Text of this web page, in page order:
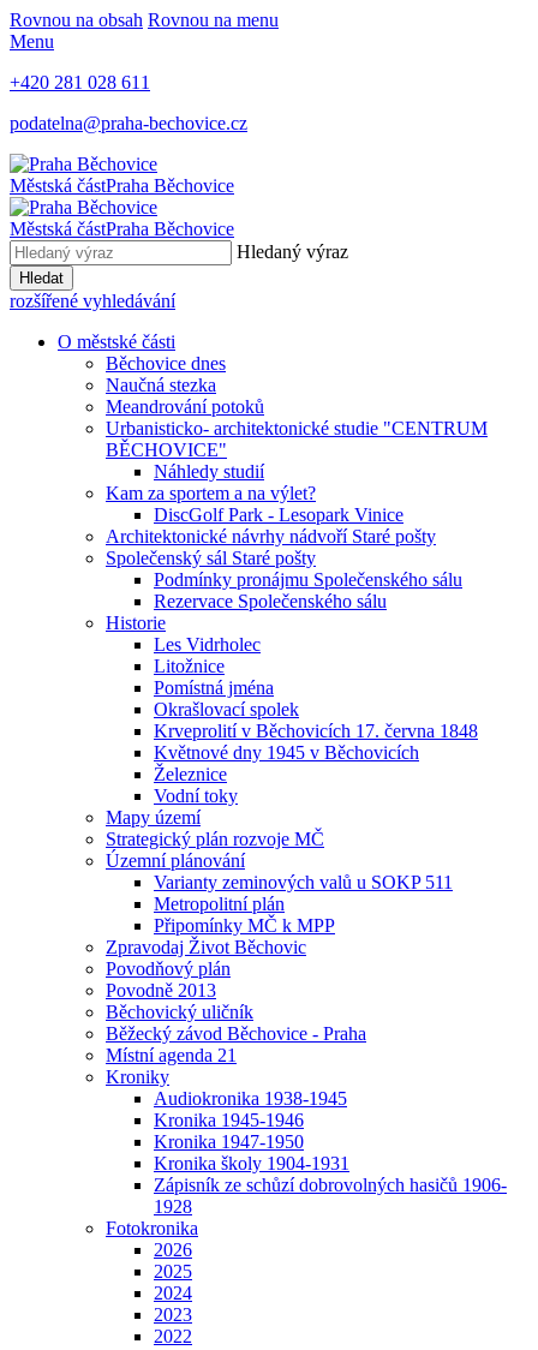
Rovnou na obsah Rovnou na menu
Menu
+420 281 028 611
podatelna@praha-bechovice.cz
Městská částPraha Běchovice
Městská částPraha Běchovice
Hledaný výraz
Hledat
rozšířené vyhledávání
O městské části
Běchovice dnes
Naučná stezka
Meandrování potoků
Urbanisticko- architektonické studie "CENTRUM
BĚCHOVICE"
Náhledy studií
Kam za sportem a na výlet?
DiscGolf Park - Lesopark Vinice
Architektonické návrhy nádvoří Staré pošty
Společenský sál Staré pošty
Podmínky pronájmu Společenského sálu
Rezervace Společenského sálu
Historie
Les Vidrholec
Litožnice
Pomístná jména
Okrašlovací spolek
Krveprolití v Běchovicích 17. června 1848
Květnové dny 1945 v Běchovicích
Železnice
Vodní toky
Mapy území
Strategický plán rozvoje MČ
Územní plánování
Varianty zeminových valů u SOKP 511
Metropolitní plán
Připomínky MČ k MPP
Zpravodaj Život Běchovic
Povodňový plán
Povodně 2013
Běchovický uličník
Běžecký závod Běchovice - Praha
Místní agenda 21
Kroniky
Audiokronika 1938-1945
Kronika 1945-1946
Kronika 1947-1950
Kronika školy 1904-1931
Zápisník ze schůzí dobrovolných hasičů 1906-
1928
Fotokronika
2026
2025
2024
2023
2022